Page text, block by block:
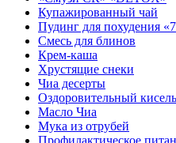
Купажированный чай
Пудинг для похудения
Смесь для блинов
Крем-каша
Хрустящие снеки
Чиа десерты
Оздоровительный кисель
Масло Чиа
Мука из отрубей
Профилактическое